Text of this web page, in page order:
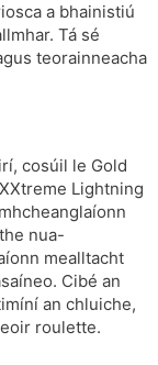
a bhainistiú
Tá sé
teorainneacha
cosúil le Gold
Lightning
nua-
mealltacht
Cibé an
an chluiche,
roulette.